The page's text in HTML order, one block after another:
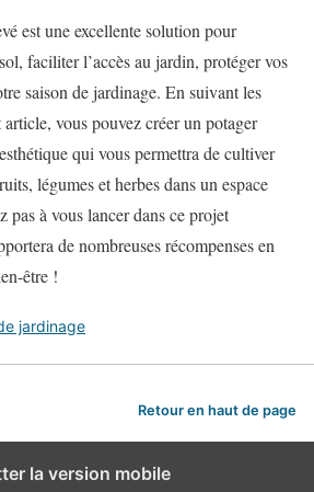
est une excellente solution pour
faciliter l’accès au jardin, protéger vos
saison de jardinage. En suivant les
article, vous pouvez créer un potager
qui vous permettra de cultiver
légumes et herbes dans un espace
pas à vous lancer dans ce projet
de nombreuses récompenses en
être !
jardinage
Retour en haut de page
la version mobile